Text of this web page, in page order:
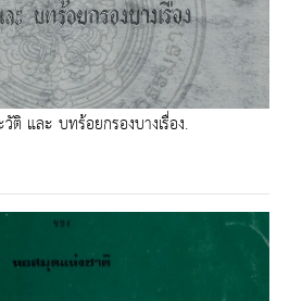
ติ และ บทร้อยกรองบางเรื่อง.